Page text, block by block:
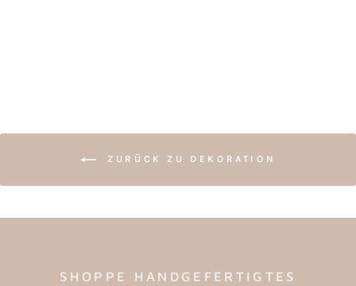
ZURÜCK ZU DEKORATION
SHOPPE HANDGEFERTIGTES